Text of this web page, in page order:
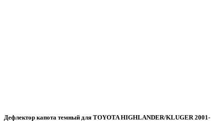
Дефлектор капота темный для TOYOTA HIGHLANDER/KLUGER 2001-